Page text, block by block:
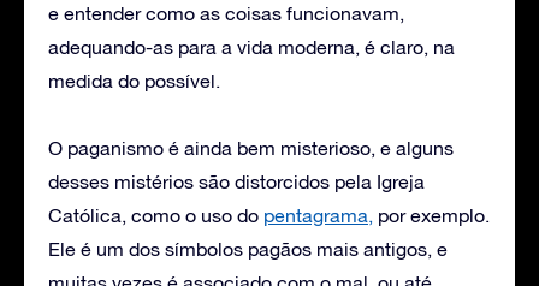
e entender como as coisas funcionavam,
adequando-as para a vida moderna, é claro, na
medida do possível.
O paganismo é ainda bem misterioso, e alguns
desses mistérios são distorcidos pela Igreja
Católica, como o uso do pentagrama, por exemplo.
Ele é um dos símbolos pagãos mais antigos, e